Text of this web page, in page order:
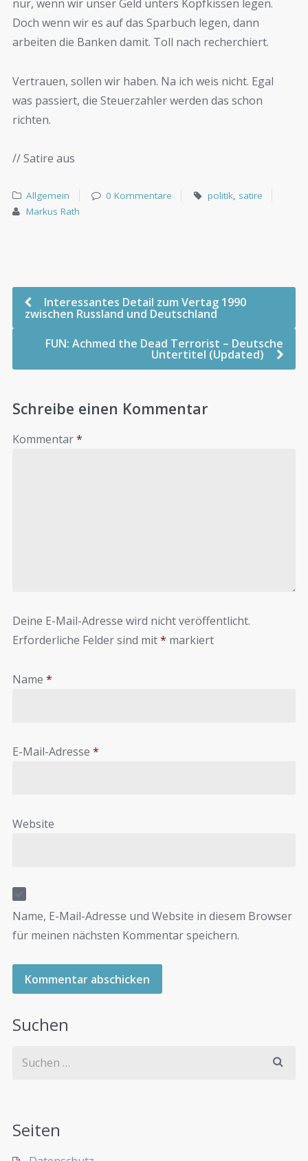
nur, wenn wir unser Geld unters Kopfkissen legen.
Doch wenn wir es auf das Sparbuch legen, dann
arbeiten die Banken damit. Toll nach recherchiert.
Vertrauen, sollen wir haben. Na ich weis nicht. Egal
was passiert, die Steuerzahler werden das schon
richten.
// Satire aus
Allgemein 0 Kommentare politik, satire
Markus Rath
Interessantes Detail zum Vertag 1990
zwischen Russland und Deutschland
FUN: Achmed the Dead Terrorist – Deutsche
Untertitel (Updated)
Schreibe einen Kommentar
Kommentar*
Deine E-Mail-Adresse wird nicht veröffentlicht.
Erforderliche Felder sind mit* markiert
Name *
E-Mail-Adresse *
Website
Name, E-Mail-Adresse und Website in diesem Browser
für meinen nächsten Kommentar speichern.
Suchen
Seiten